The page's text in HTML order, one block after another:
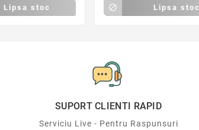
Lipsa stoc  Lipsa stoc
SUPORT CLIENTI RAPID
Serviciu Live - Pentru Raspunsuri